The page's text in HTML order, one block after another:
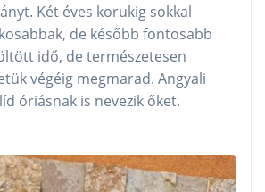
Két éves korukig sokkal
de később fontosabb
idő, de természetesen
végéig megmarad. Angyali
óriásnak is nevezik őket.